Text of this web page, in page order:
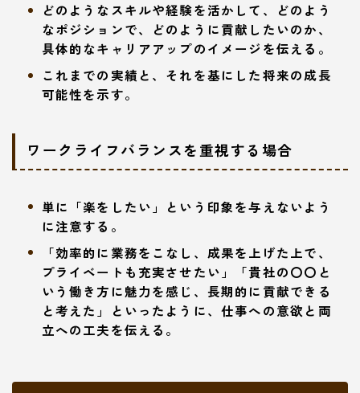
どのようなスキルや経験を活かして、どのよう
なポジションで、どのように貢献したいのか、
具体的なキャリアアップのイメージを伝える。
これまでの実績と、それを基にした将来の成長
可能性を示す。
ワークライフバランスを重視する場合
単に「楽をしたい」という印象を与えないよう
に注意する。
「効率的に業務をこなし、成果を上げた上で、
プライベートも充実させたい」「貴社の〇〇と
いう働き方に魅力を感じ、長期的に貢献できる
と考えた」といったように、仕事への意欲と両
立への工夫を伝える。